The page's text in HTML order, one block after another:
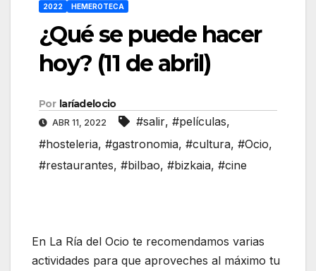
2022 HEMEROTECA
¿Qué se puede hacer
hoy? (11 de abril)
Por laríadelocio
ABR 11, 2022 #salir, #películas,
#hosteleria, #gastronomia, #cultura, #Ocio,
#restaurantes, #bilbao, #bizkaia, #cine
En La Ría del Ocio te recomendamos varias
actividades para que aproveches al máximo tu